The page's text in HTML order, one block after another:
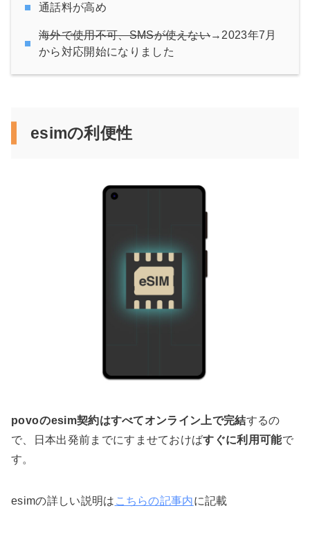
通話料が高め
海外で使用不可、SMSが使えない→2023年7月
から対応開始になりました
esimの利便性
povoのesim契約はすべてオンライン上で完結するの
で、日本出発前までにすませておけばすぐに利用可能で
す。
esimの詳しい説明は こちらの記事内に記載